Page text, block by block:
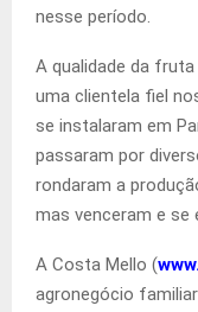
nesse período.
A qualidade da
uma clientela fiel
se instalaram em
passaram por
rondaram a
mas venceram e se
A Costa Mello (
agronegócio